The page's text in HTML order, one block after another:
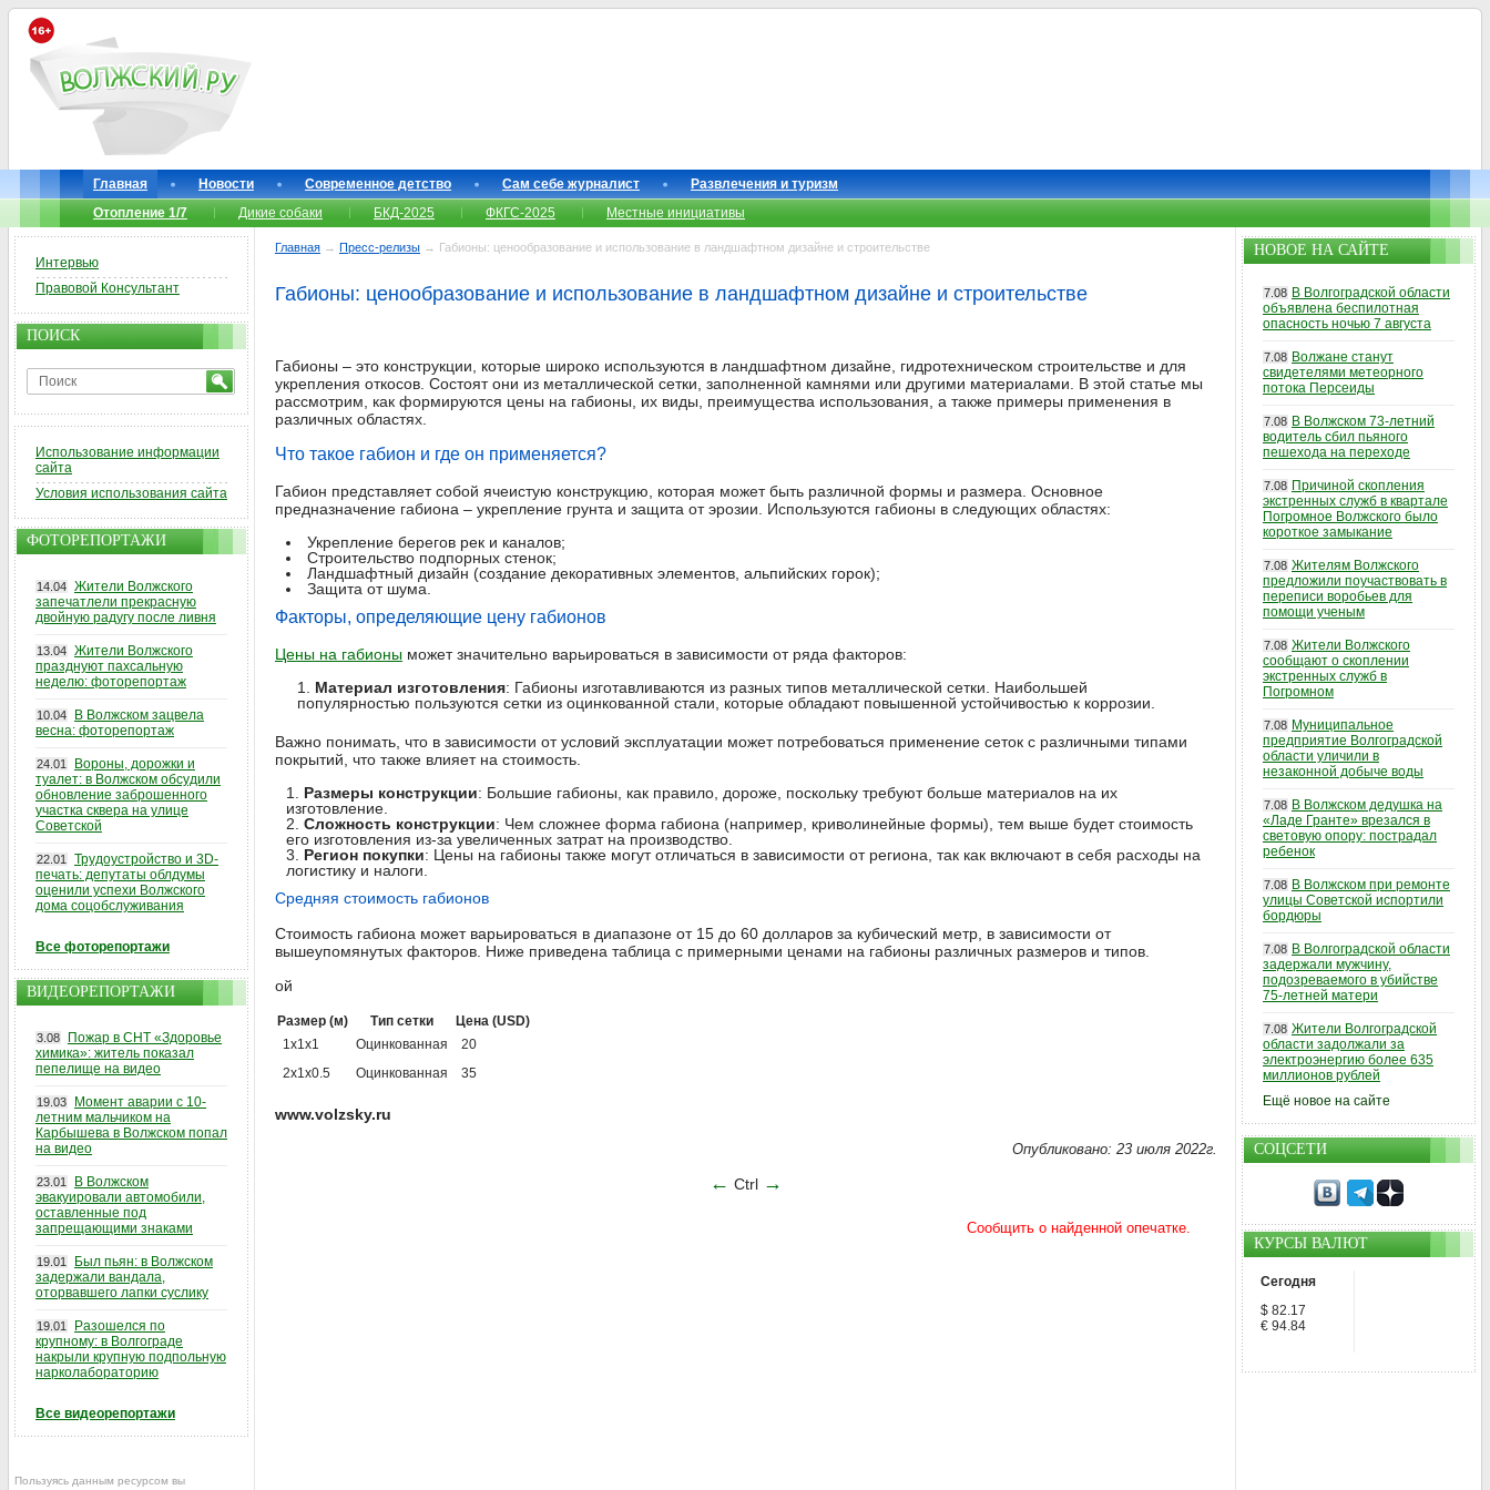
Главная Новости Современное детство Сам себе журналист
Развлечения и туризм
Отопление 1/7
Дикие собаки БКД-2025 ФКГС-2025 Местные инициативы
Главная → Пресс-релизы → Габионы: ценообразование и использование в ландшафтном дизайне и строительстве
Габионы: ценообразование и использование в ландшафтном дизайне и строительстве
Габионы – это конструкции, которые широко используются в ландшафтном дизайне, гидротехническом строительстве и для
укрепления откосов. Состоят они из металлической сетки, заполненной камнями или другими материалами. В этой статье мы
рассмотрим, как формируются цены на габионы, их виды, преимущества использования, а также примеры применения в
различных областях.
Что такое габион и где он применяется?
Габион представляет собой ячеистую конструкцию, которая может быть различной формы и размера. Основное
предназначение габиона – укрепление грунта и защита от эрозии. Используются габионы в следующих областях:
Укрепление берегов рек и каналов;
Строительство подпорных стенок;
Ландшафтный дизайн (создание декоративных элементов, альпийских горок);
Защита от шума.
Факторы, определяющие цену габионов
Цены на габионы может значительно варьироваться в зависимости от ряда факторов:
Материал изготовления: Габионы изготавливаются из разных типов металлической сетки. Наибольшей
популярностью пользуются сетки из оцинкованной стали, которые обладают повышенной устойчивостью к коррозии.
Важно понимать, что в зависимости от условий эксплуатации может потребоваться применение сеток с различными типами
покрытий, что также влияет на стоимость.
Размеры конструкции: Большие габионы, как правило, дороже, поскольку требуют больше материалов на их
изготовление.
Сложность конструкции: Чем сложнее форма габиона (например, криволинейные формы), тем выше будет стоимость
его изготовления из-за увеличенных затрат на производство.
Регион покупки: Цены на габионы также могут отличаться в зависимости от региона, так как включают в себя расходы на
логистику и налоги.
Средняя стоимость габионов
Стоимость габиона может варьироваться в диапазоне от 15 до 60 долларов за кубический метр, в зависимости от
вышеупомянутых факторов. Ниже приведена таблица с примерными ценами на габионы различных размеров и типов.
ой
Размер (м) Тип сетки
Цена (USD)
1x1x1
Оцинкованная
20
2x1x0.5
Оцинкованная 35
www.volzsky.ru
Опубликовано: 23 июля 2022г.
← Ctrl →
Интервью
Правовой Консультант
ПОИСК
Использование информации
сайта
Условия использования сайта
ФОТОРЕПОРТАЖИ
14.04 Жители Волжского
запечатлели прекрасную
двойную радугу после ливня
13.04 Жители Волжского
празднуют пахсальную
неделю: фоторепортаж
10.04
В Волжском зацвела
весна: фоторепортаж
24.01
Вороны, дорожки и
туалет: в Волжском обсудили
обновление заброшенного
участка сквера на улице
Советской
22.01
Трудоустройство и 3D-
печать: депутаты облдумы
оценили успехи Волжского
дома соцобслуживания
Все фоторепортажи
ВИДЕОРЕПОРТАЖИ
3.08
Пожар в СНТ «Здоровье
химика»: житель показал
пепелище на видео
19.03
Момент аварии с 10-
летним мальчиком на
Карбышева в Волжском попал
на видео
23.01
В Волжском
эвакуировали автомобили,
оставленные под
запрещающими знаками
19.01
Был пьян: в Волжском
задержали вандала,
оторвавшего лапки суслику
19.01
Разошелся по
крупному: в Волгограде
накрыли крупную подпольную
нарколабораторию
Все видеорепортажи
Пользуясь данным ресурсом вы
НОВОЕ НА САЙТЕ
7.08 В Волгоградской области
объявлена беспилотная
опасность ночью 7 августа
7.08 Волжане станут
свидетелями метеорного
потока Персеиды
7.08 В Волжском 73-летний
водитель сбил пьяного
пешехода на переходе
7.08 Причиной скопления
экстренных служб в квартале
Погромное Волжского было
короткое замыкание
7.08 Жителям Волжского
предложили поучаствовать в
переписи воробьев для
помощи ученым
7.08 Жители Волжского
сообщают о скоплении
экстренных служб в
Погромном
7.08 Муниципальное
предприятие Волгоградской
области уличили в
незаконной добыче воды
7.08 В Волжском дедушка на
«Ладе Гранте» врезался в
световую опору: пострадал
ребенок
7.08 В Волжском при ремонте
улицы Советской испортили
бордюры
7.08 В Волгоградской области
задержали мужчину,
подозреваемого в убийстве
75-летней матери
7.08 Жители Волгоградской
области задолжали за
электроэнергию более 635
миллионов рублей
Ещё новое на сайте
СОЦСЕТИ
КУРСЫ ВАЛЮТ
Сегодня
$ 82.17
€ 94.84